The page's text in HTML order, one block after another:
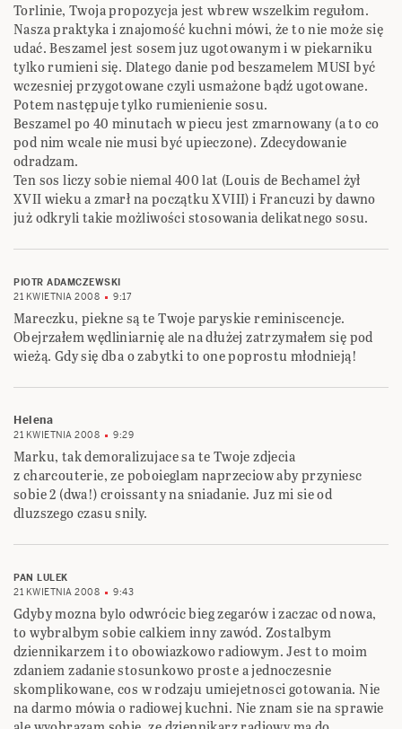
Torlinie, Twoja propozycja jest wbrew wszelkim regułom.
Nasza praktyka i znajomość kuchni mówi, że to nie może się
udać. Beszamel jest sosem juz ugotowanym i w piekarniku
tylko rumieni się. Dlatego danie pod beszamelem MUSI być
wczesniej przygotowane czyli usmażone bądź ugotowane.
Potem następuje tylko rumienienie sosu.
Beszamel po 40 minutach w piecu jest zmarnowany (a to co
pod nim wcale nie musi być upieczone). Zdecydowanie
odradzam.
Ten sos liczy sobie niemal 400 lat (Louis de Bechamel żył
XVII wieku a zmarł na początku XVIII) i Francuzi by dawno
już odkryli takie możliwości stosowania delikatnego sosu.
PIOTR ADAMCZEWSKI
21 KWIETNIA 2008
9:17
Mareczku, piekne są te Twoje paryskie reminiscencje.
Obejrzałem wędliniarnię ale na dłużej zatrzymałem się pod
wieżą. Gdy się dba o zabytki to one poprostu młodnieją!
Helena
21 KWIETNIA 2008 9:29
Marku, tak demoralizujace sa te Twoje zdjecia
z charcouterie, ze poboieglam naprzeciow aby przyniesc
sobie 2 (dwa!) croissanty na sniadanie. Juz mi sie od
dluzszego czasu snily.
PAN LULEK
21 KWIETNIA 2008
9:43
Gdyby mozna bylo odwrócic bieg zegarów i zaczac od nowa,
to wybralbym sobie calkiem inny zawód. Zostalbym
dziennikarzem i to obowiazkowo radiowym. Jest to moim
zdaniem zadanie stosunkowo proste a jednoczesnie
skomplikowane, cos w rodzaju umiejetnosci gotowania. Nie
na darmo mówia o radiowej kuchni. Nie znam sie na sprawie